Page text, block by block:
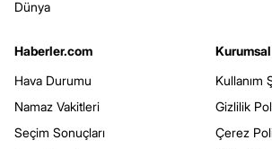
Dünya
Haberler.com
Hava Durumu
Namaz Vakitleri
Seçim Sonuçları
Kurumsal
Kullanım
Gizlilik
Çerez